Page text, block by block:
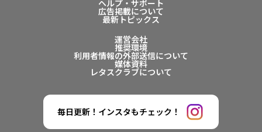
ヘルプ・サポート
広告掲載について
最新トピックス
運営会社
推奨環境
利用者情報の外部送信について
媒体資料
レタスクラブについて
毎日更新！インスタもチェック！